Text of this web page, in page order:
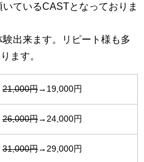
ているCASTとなっておりま
出来ます。リピート様も多
ます。
21,000円→19,000円
26,000円→24,000円
31,000円→29,000円